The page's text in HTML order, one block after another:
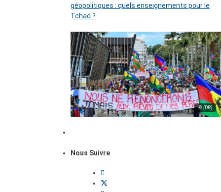
géopolitiques : quels enseignements pour le
Tchad ?
© (DR)
Nous Suivre